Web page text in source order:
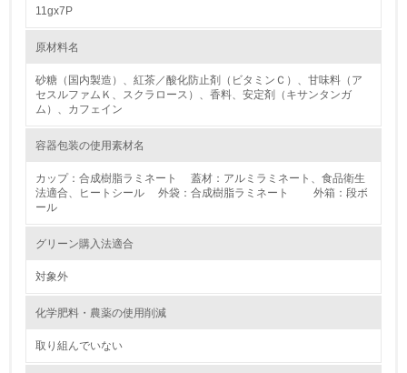
自社に関係する主要な環境法規制を把握し、順守している
レベル2
環境取り組み体制と成果を定期的に検証して次の活動に活
かしている
境対策を理解し、実践している
環境活動に関する規格やプログラムを導入している
11gx7P
原材料名
砂糖（国内製造）、紅茶／酸化防止剤（ビタミンＣ）、甘味料（ア
セスルファムＫ、スクラロース）、香料、安定剤（キサンタンガ
ム）、カフェイン
容器包装の使用素材名
カップ：合成樹脂ラミネート 蓋材：アルミラミネート、食品衛生
法適合、ヒートシール 外袋：合成樹脂ラミネート 外箱：段ボ
ール
グリーン購入法適合
対象外
化学肥料・農薬の使用削減
取り組んでいない